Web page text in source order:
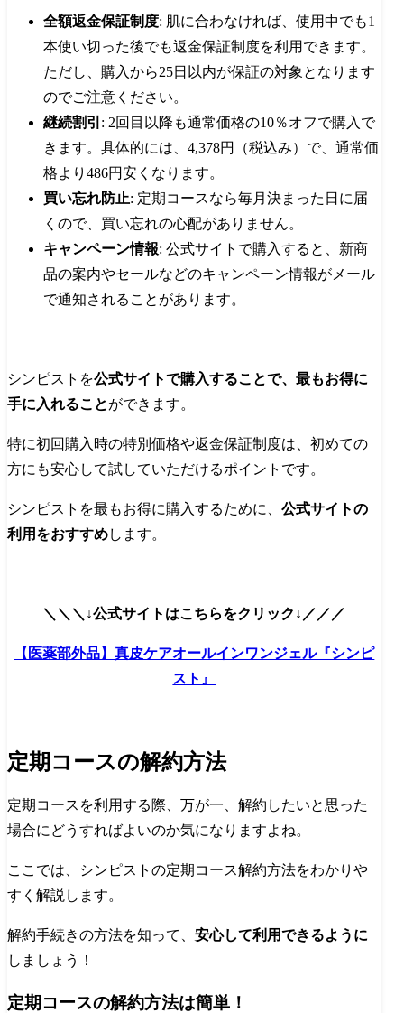
全額返金保証制度: 肌に合わなければ、使用中でも1
本使い切った後でも返金保証制度を利用できます。
ただし、購入から25日以内が保証の対象となります
のでご注意ください。
継続割引 : 2回目以降も通常価格の10％オフで購入で
きます。具体的には、4,378円（税込み）で、通常価
格より486円安くなります。
買い忘れ防止: 定期コースなら毎月決まった日に届
くので、買い忘れの心配がありません。
キャンペーン情報: 公式サイトで購入すると、新商
品の案内やセールなどのキャンペーン情報がメール
で通知されることがあります。
シンピストを公式サイトで購入することで、最もお得に
手に入れることができます。
特に初回購入時の特別価格や返金保証制度は、初めての
方にも安心して試していただけるポイントです。
シンピストを最もお得に購入するために、 公式サイトの
利用をおすすめします。
＼＼＼↓公式サイトはこちらをクリック↓／／／
【医薬部外品】真皮ケアオールインワンジェル『シンピ
スト』
定期コースの解約方法
定期コースを利用する際、万が一、解約したいと思った
場合にどうすればよいのか気になりますよね。
ここでは、シンピストの定期コース解約方法をわかりや
すく解説します。
解約手続きの方法を知って、 安心して利用できるように
しましょう！
定期コースの解約方法は簡単！